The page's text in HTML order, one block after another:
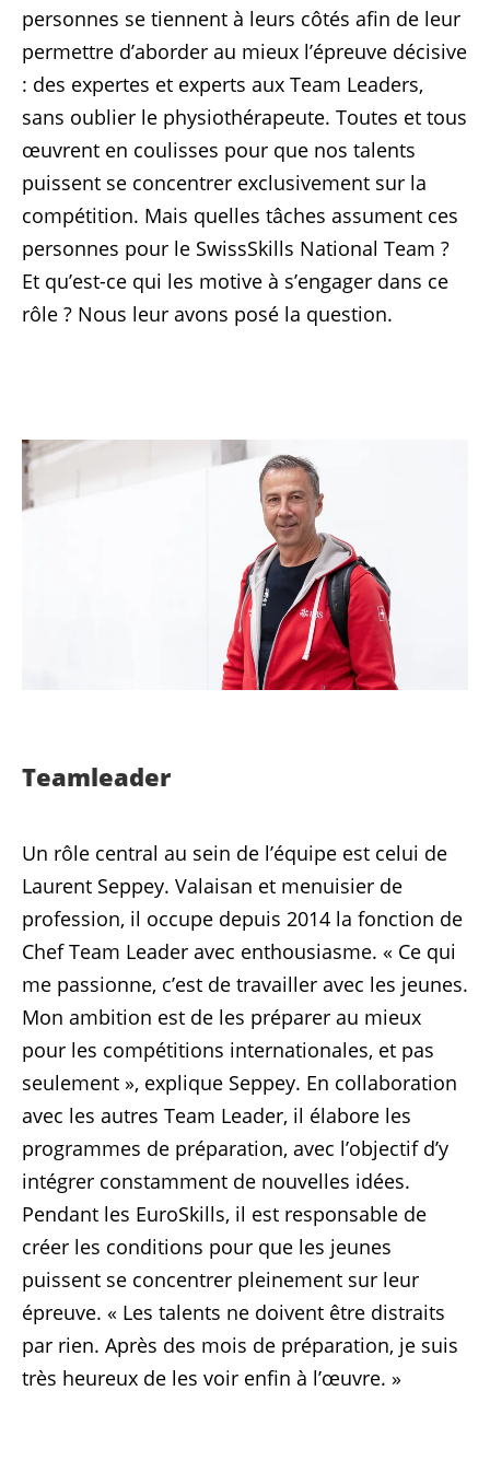
personnes se tiennent à leurs côtés afin de leur
permettre d’aborder au mieux l’épreuve décisive
: des expertes et experts aux Team Leaders,
sans oublier le physiothérapeute. Toutes et tous
œuvrent en coulisses pour que nos talents
puissent se concentrer exclusivement sur la
compétition. Mais quelles tâches assument ces
personnes pour le SwissSkills National Team ?
Et qu’est-ce qui les motive à s’engager dans ce
rôle ? Nous leur avons posé la question.
Teamleader
Un rôle central au sein de l’équipe est celui de
Laurent Seppey. Valaisan et menuisier de
profession, il occupe depuis 2014 la fonction de
Chef Team Leader avec enthousiasme. « Ce qui
me passionne, c’est de travailler avec les jeunes.
Mon ambition est de les préparer au mieux
pour les compétitions internationales, et pas
seulement », explique Seppey. En collaboration
avec les autres Team Leader, il élabore les
programmes de préparation, avec l’objectif d’y
intégrer constamment de nouvelles idées.
Pendant les EuroSkills, il est responsable de
créer les conditions pour que les jeunes
puissent se concentrer pleinement sur leur
épreuve. « Les talents ne doivent être distraits
par rien. Après des mois de préparation, je suis
très heureux de les voir enfin à l’œuvre. »